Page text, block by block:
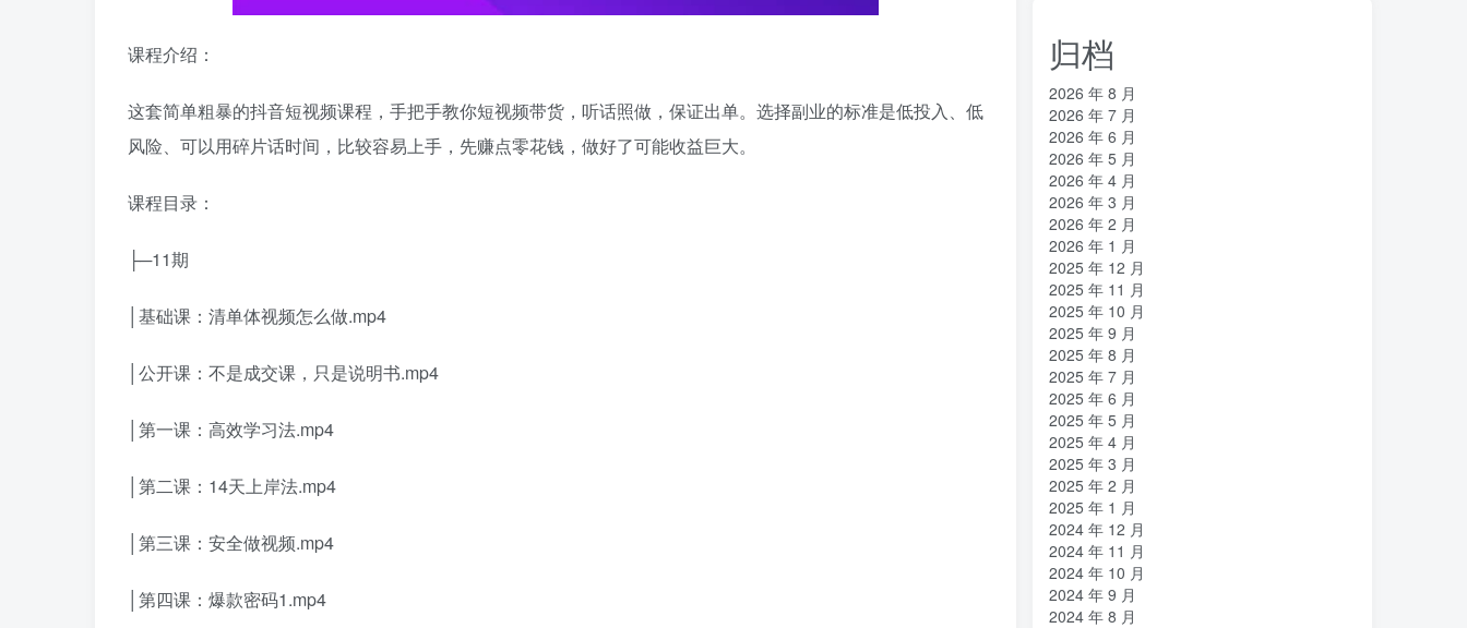
课程介绍：
这套简单粗暴的抖音短视频课程，手把手教你短视频带货，听话照做，保证出单。选择副业的标准是低投入、低
风险、可以用碎片话时间，比较容易上手，先赚点零花钱，做好了可能收益巨大。
课程目录：
├─11期
│基础课：清单体视频怎么做.mp4
│公开课：不是成交课，只是说明书.mp4
│第一课：高效学习法.mp4
│第二课：14天上岸法.mp4
│第三课：安全做视频.mp4
│第四课：爆款密码1.mp4
归档
2026 年 8 月
2026 年 7 月
2026 年 6 月
2026 年 5 月
2026 年 4 月
2026 年 3 月
2026 年 2 月
2026 年 1 月
2025 年 12 月
2025 年 11 月
2025 年 10 月
2025 年 9 月
2025 年 8 月
2025 年 7 月
2025 年 6 月
2025 年 5 月
2025 年 4 月
2025 年 3 月
2025 年 2 月
2025 年 1 月
2024 年 12 月
2024 年 11 月
2024 年 10 月
2024 年 9 月
2024 年 8 月